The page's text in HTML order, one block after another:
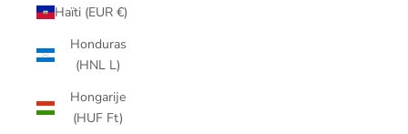
Haïti (EUR €)
Honduras
(HNL L)
Hongarije
(HUF Ft)